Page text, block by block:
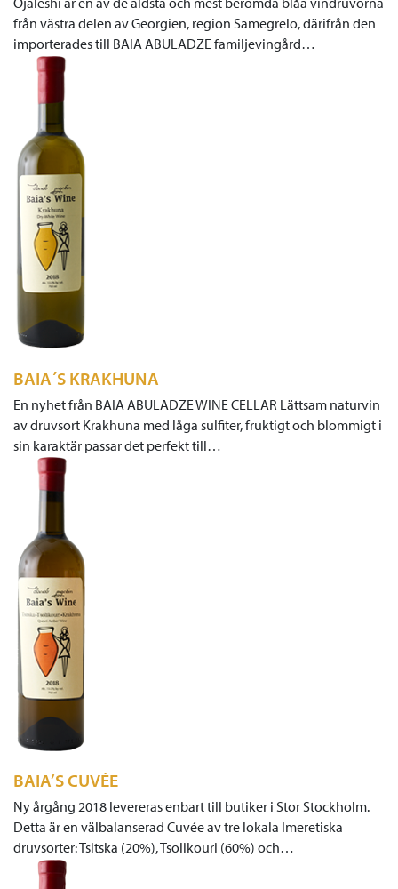
från västra delen av Georgien, region Samegrelo, därifrån den
importerades till BAIA ABULADZE familjevingård…
BAIA´S KRAKHUNA
En nyhet från BAIA ABULADZE WINE CELLAR Lättsam naturvin
av druvsort Krakhuna med låga sulfiter, fruktigt och blommigt i
sin karaktär passar det perfekt till…
BAIA’S CUVÉE
Ny årgång 2018 levereras enbart till butiker i Stor Stockholm.
Detta är en välbalanserad Cuvée av tre lokala Imeretiska
druvsorter: Tsitska (20%), Tsolikouri (60%) och…